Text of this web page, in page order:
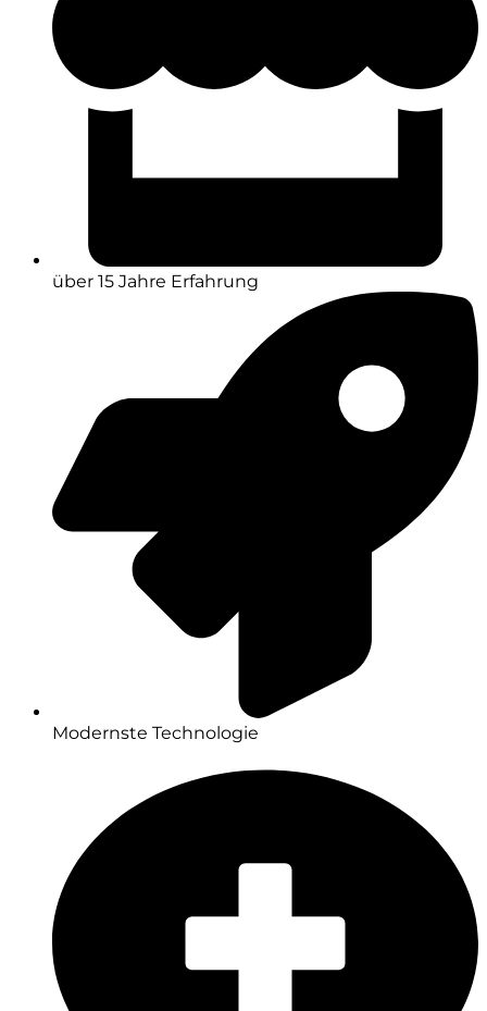
über 15 Jahre Erfahrung
Modernste Technologie